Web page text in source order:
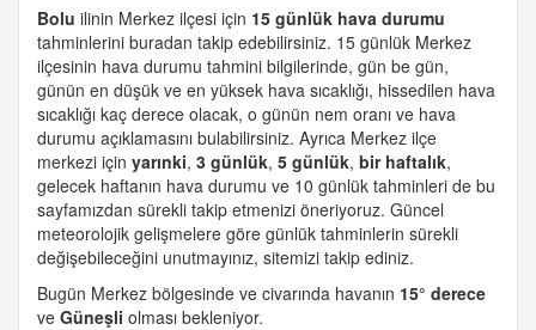
Bolu ilinin Merkez ilçesi için 15 günlük hava durumu
tahminlerini buradan takip edebilirsiniz. 15 günlük Merkez
ilçesinin hava durumu tahmini bilgilerinde, gün be gün,
günün en düşük ve en yüksek hava sıcaklığı, hissedilen hava
sıcaklığı kaç derece olacak, o günün nem oranı ve hava
durumu açıklamasını bulabilirsiniz. Ayrıca Merkez ilçe
merkezi için yarınki, 3 günlük, 5 günlük, bir haftalık,
gelecek haftanın hava durumu ve 10 günlük tahminleri de bu
sayfamızdan sürekli takip etmenizi öneriyoruz. Güncel
meteorolojik gelişmelere göre günlük tahminlerin sürekli
değişebileceğini unutmayınız, sitemizi takip ediniz.
Bugün Merkez bölgesinde ve civarında havanın 15° derece
ve Güneşli olması bekleniyor.